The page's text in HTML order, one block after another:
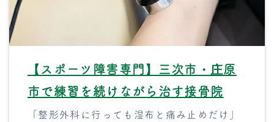
【スポーツ障害専門】三次市・庄原
市で練習を続けながら治す接骨院
「整形外科に行っても湿布と痛み止めだけ」